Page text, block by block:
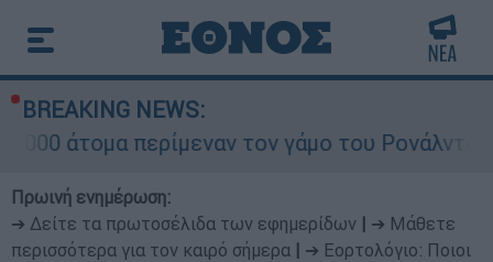
BREAKING NEWS:
περίμεναν τον γάμο του Ρονάλντο στη
Πρωινή ενημέρωση:
➔ Δείτε τα πρωτοσέλιδα των εφημερίδων
➔ Μάθετε
περισσότερα για τον καιρό σήμερα
➔ Εορτολόγιο: Ποιοι